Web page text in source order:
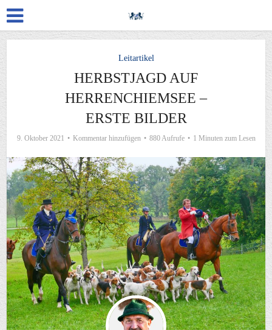
Leitartikel
HERBSTJAGD AUF
HERRENCHIEMSEE –
ERSTE BILDER
9. Oktober 2021 Kommentar hinzufügen 880 Aufrufe 1 Minuten zum Lesen